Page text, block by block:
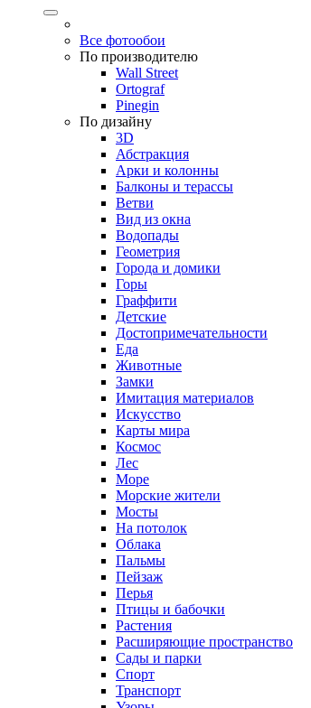
Все фотообои
По производителю
Wall Street
Ortograf
Pinegin
По дизайну
3D
Абстракция
Арки и колонны
Балконы и терассы
Ветви
Вид из окна
Водопады
Геометрия
Города и домики
Горы
Граффити
Детские
Достопримечательности
Еда
Животные
Замки
Имитация материалов
Искусство
Карты мира
Космос
Лес
Море
Морские жители
Мосты
На потолок
Облака
Пальмы
Пейзаж
Перья
Птицы и бабочки
Растения
Расширяющие пространство
Сады и парки
Спорт
Транспорт